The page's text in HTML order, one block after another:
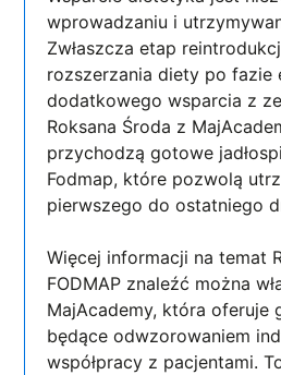
wprowadzaniu i
Zwłaszcza etap
rozszerzania diety po fazie
dodatkowego wsparcia z
Roksana Środa z
przychodzą gotowe
Fodmap, które pozwolą
pierwszego do ostatniego
Więcej informacji na temat
FODMAP znaleźć można
MajAcademy, która oferuje
będące odwzorowaniem
współpracy z pacjentami.